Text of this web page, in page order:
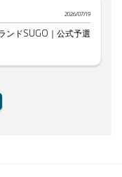
2026/07/19
ンドSUGO｜公式予選